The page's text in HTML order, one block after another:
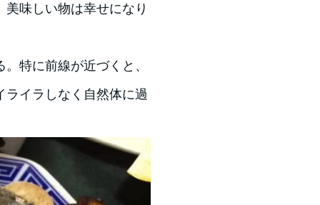
味しい物は幸せになり
特に前線が近づくと、
イラしなく自然体に過